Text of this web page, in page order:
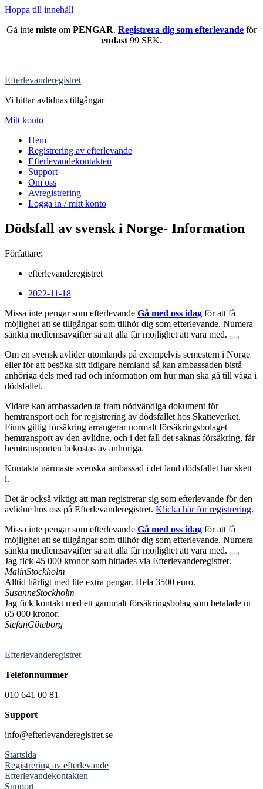
Hoppa till innehåll
Gå inte miste om PENGAR. Registrera dig som efterlevande för
endast99 SEK.
Efterlevanderegistret
Vi hittar avlidnas tillgångar
Mitt konto
Hem
Registrering av efterlevande
Efterlevandekontakten
Support
Om oss
Avregistrering
Logga in / mitt konto
Dödsfall av svensk i Norge- Information
Författare:
efterlevanderegistret
2022-11-18
Missa inte pengar som efterlevande Gå med oss idag för att få
möjlighet att se tillgångar som tillhör dig som efterlevande. Numera
sänkta medlemsavgifter så att alla får möjlighet att vara med.
Om en svensk avlider utomlands på exempelvis semestern i Norge
eller för att besöka sitt tidigare hemland så kan ambassaden bistå
anhöriga dels med råd och information om hur man ska gå till väga i
dödsfallet.
Vidare kan ambassaden ta fram nödvändiga dokument för
hemtransport och för registrering av dödsfallet hos Skatteverket.
Finns giltig försäkring arrangerar normalt försäkringsbolaget
hemtransport av den avlidne, och i det fall det saknas försäkring, får
hemtransporten bekostas av anhöriga.
Kontakta närmaste svenska ambassad i det land dödsfallet har skett
i.
Det är också viktigt att man registrerar sig som efterlevande för den
avlidne hos oss på Efterlevanderegistret. Klicka här för registrering.
Missa inte pengar som efterlevande Gå med oss idag för att få
möjlighet att se tillgångar som tillhör dig som efterlevande. Numera
sänkta medlemsavgifter så att alla får möjlighet att vara med.
Jag fick 45 000 kronor som hittades via Efterlevanderegistret.
MalinStockholm
Alltid härligt med lite extra pengar. Hela 3500 euro.
SusanneStockholm
Jag fick kontakt med ett gammalt försäkringsbolag som betalade ut
65 000 kronor.
StefanGöteborg
Efterlevanderegistret
Telefonnummer
010 641 00 81
Support
info@efterlevanderegistret.se
Startsida
Registrering av efterlevande
Efterlevandekontakten
Support